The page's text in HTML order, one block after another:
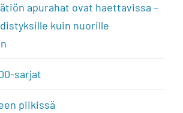
apurahat ovat haettavissa –
kuin nuorille
sarjat
piikissä